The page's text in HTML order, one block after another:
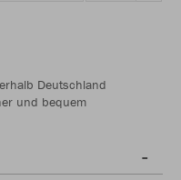
Deutschland
und bequem